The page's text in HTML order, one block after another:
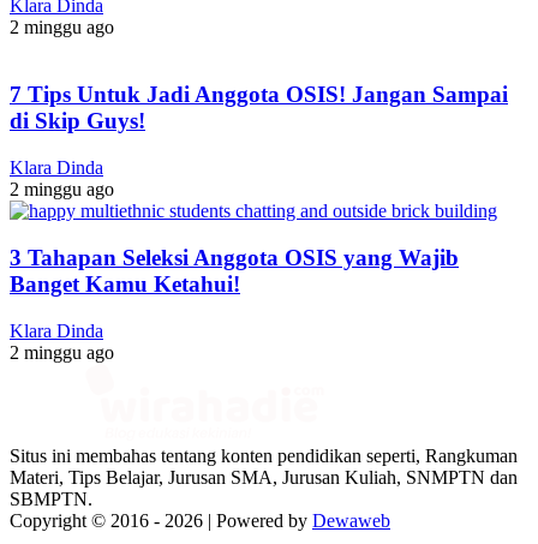
Klara Dinda
2 minggu ago
7 Tips Untuk Jadi Anggota OSIS! Jangan Sampai
di Skip Guys!
Klara Dinda
2 minggu ago
3 Tahapan Seleksi Anggota OSIS yang Wajib
Banget Kamu Ketahui!
Klara Dinda
2 minggu ago
Situs ini membahas tentang konten pendidikan seperti, Rangkuman
Materi, Tips Belajar, Jurusan SMA, Jurusan Kuliah, SNMPTN dan
SBMPTN.
Copyright © 2016 - 2026 | Powered by Dewaweb